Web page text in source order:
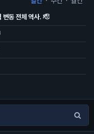
동 전체 역사. 🫡